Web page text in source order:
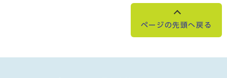
ページの先頭へ戻る